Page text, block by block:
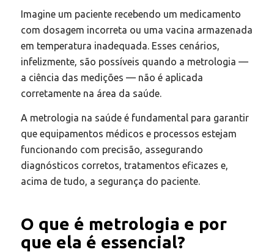
Imagine um paciente recebendo um medicamento
com dosagem incorreta ou uma vacina armazenada
em temperatura inadequada. Esses cenários,
infelizmente, são possíveis quando a metrologia —
a ciência das medições — não é aplicada
corretamente na área da saúde.​
A metrologia na saúde é fundamental para garantir
que equipamentos médicos e processos estejam
funcionando com precisão, assegurando
diagnósticos corretos, tratamentos eficazes e,
acima de tudo, a segurança do paciente.
O que é metrologia e por
que ela é essencial?